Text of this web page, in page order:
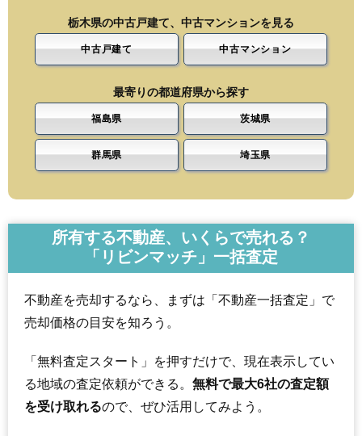
栃木県の中古戸建て、中古マンションを見る
中古戸建て 中古マンション
最寄りの都道府県から探す
福島県 茨城県
群馬県 埼玉県
所有する不動産、いくらで売れる？
「リビンマッチ」一括査定
不動産を売却するなら、まずは「不動産一括査定」で
売却価格の目安を知ろう。
「無料査定スタート」を押すだけで、現在表示してい
る地域の査定依頼ができる。 無料で最大6社の査定額
を受け取れるので、ぜひ活用してみよう。